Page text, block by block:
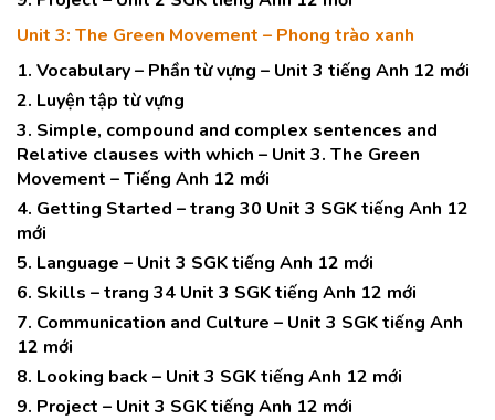
Unit 3: The Green Movement – Phong trào xanh
1. Vocabulary – Phần từ vựng – Unit 3 tiếng Anh 12 mới
2. Luyện tập từ vựng
3. Simple, compound and complex sentences and
Relative clauses with which – Unit 3. The Green
Movement – Tiếng Anh 12 mới
4. Getting Started – trang 30 Unit 3 SGK tiếng Anh 12
mới
5. Language – Unit 3 SGK tiếng Anh 12 mới
6. Skills – trang 34 Unit 3 SGK tiếng Anh 12 mới
7. Communication and Culture – Unit 3 SGK tiếng Anh
12 mới
8. Looking back – Unit 3 SGK tiếng Anh 12 mới
9. Project – Unit 3 SGK tiếng Anh 12 mới